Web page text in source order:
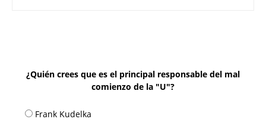
¿Quién crees que es el principal responsable del mal
comienzo de la "U"?
Frank Kudelka